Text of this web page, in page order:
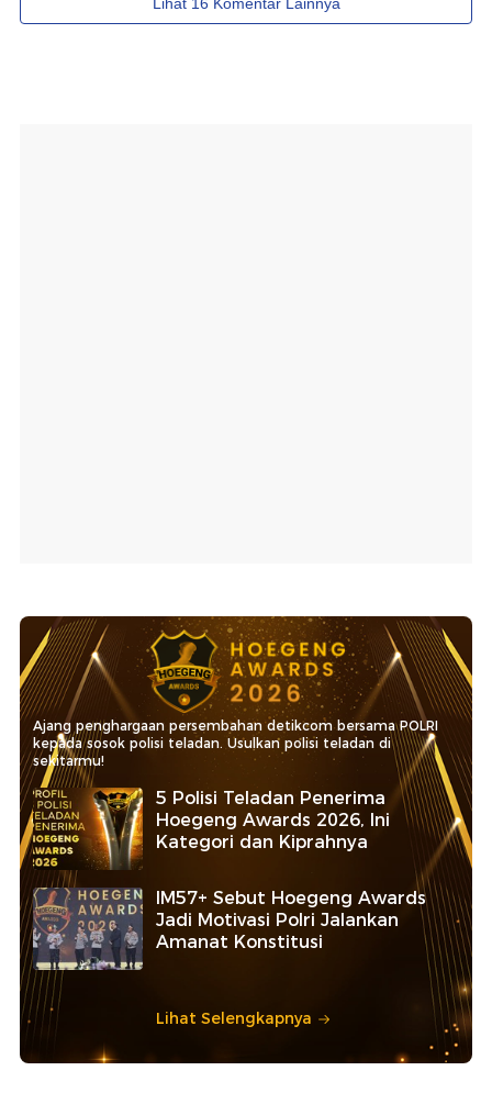
Ajang penghargaan persembahan detikcom bersama POLRI
kepada sosok polisi teladan. Usulkan polisi teladan di
sekitarmu!
5 Polisi Teladan Penerima
Hoegeng Awards 2026, Ini
Kategori dan Kiprahnya
IM57+ Sebut Hoegeng Awards
Jadi Motivasi Polri Jalankan
Amanat Konstitusi
Lihat Selengkapnya